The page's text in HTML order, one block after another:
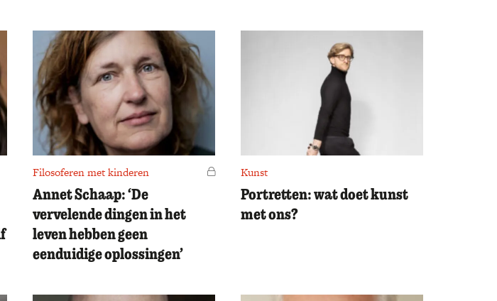
Filosoferen met kinderen Voor leden
Annet Schaap: ‘De
vervelende dingen in het
leven hebben geen
eenduidige oplossingen’
Kunst
Portretten: wat doet kunst
met ons?